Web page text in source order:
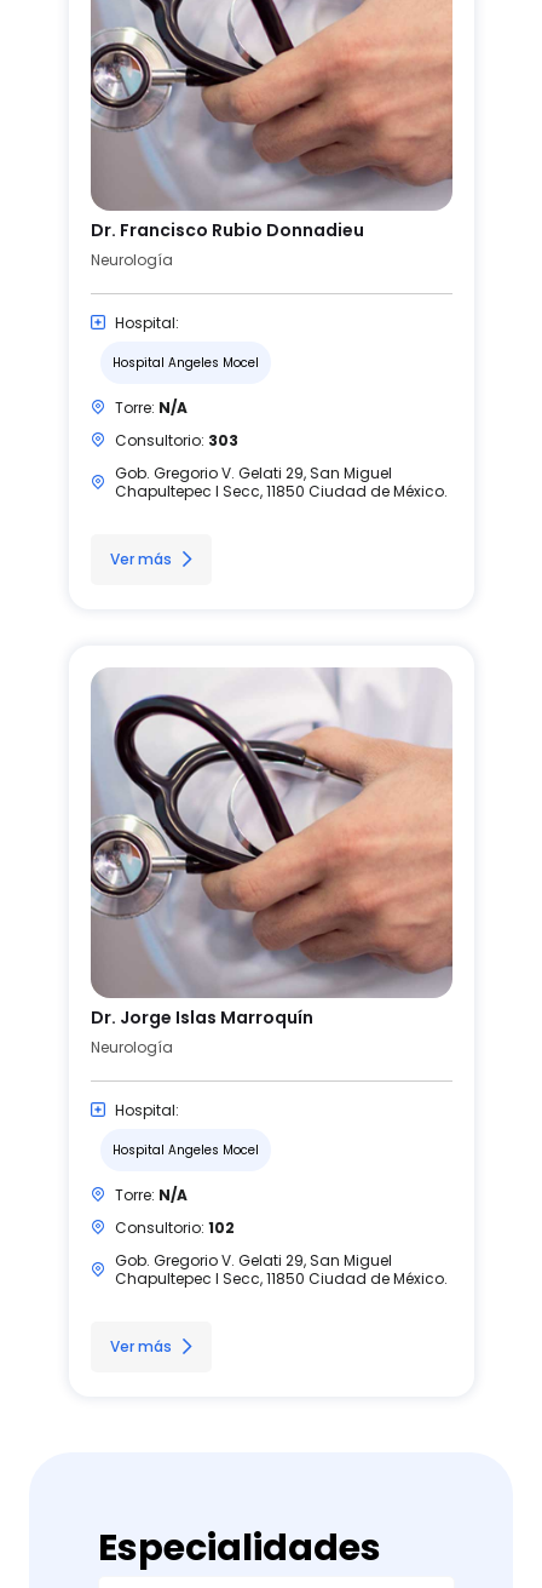
Dr. Francisco Rubio Donnadieu
Neurología
Hospital:
Hospital Angeles Mocel
Torre: N/A
Consultorio: 303
Gob. Gregorio V. Gelati 29, San Miguel
Chapultepec I Secc, 11850 Ciudad de México.
Ver más
Dr. Jorge Islas Marroquín
Neurología
Hospital:
Hospital Angeles Mocel
Torre: N/A
Consultorio: 102
Gob. Gregorio V. Gelati 29, San Miguel
Chapultepec I Secc, 11850 Ciudad de México.
Ver más
Especialidades